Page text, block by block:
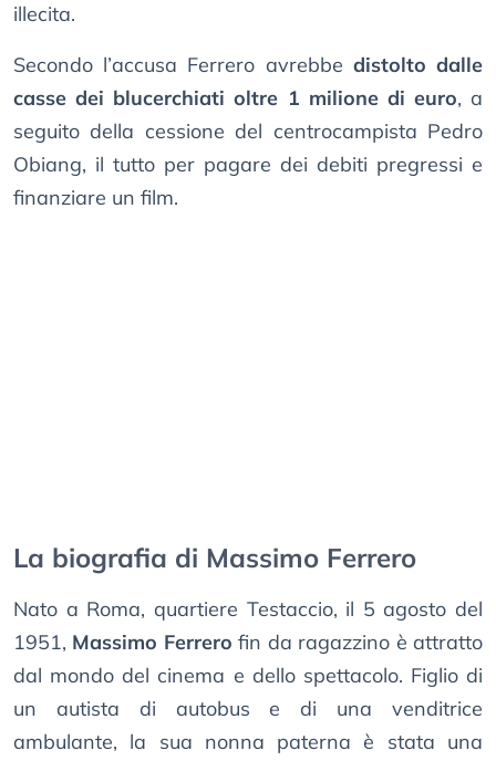
illecita.
Secondo l’accusa Ferrero avrebbe distolto dalle
casse dei blucerchiati oltre 1 milione di euro, a
seguito della cessione del centrocampista Pedro
Obiang, il tutto per pagare dei debiti pregressi e
finanziare un film.
La biografia di Massimo Ferrero
Nato a Roma, quartiere Testaccio, il 5 agosto del
1951, Massimo Ferrero fin da ragazzino è attratto
dal mondo del cinema e dello spettacolo. Figlio di
un autista di autobus e di una venditrice
ambulante, la sua nonna paterna è stata una